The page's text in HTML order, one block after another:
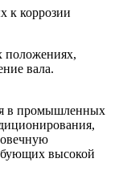
к коррозии
положениях,
вала.
в промышленных
высокой